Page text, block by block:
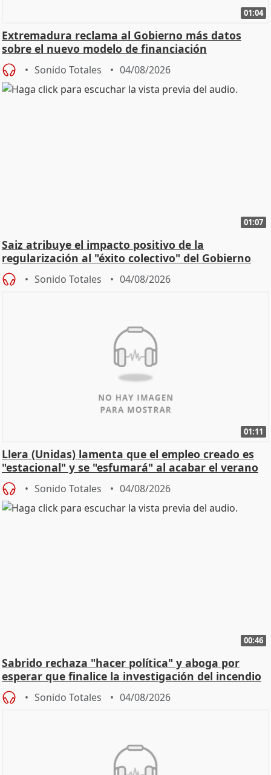
01:04
Extremadura reclama al Gobierno más datos
sobre el nuevo modelo de financiación
Sonido Totales 04/08/2026
01:07
Saiz atribuye el impacto positivo de la
regularización al "éxito colectivo" del Gobierno
Sonido Totales 04/08/2026
01:11
Llera (Unidas) lamenta que el empleo creado es
"estacional" y se "esfumará" al acabar el verano
Sonido Totales 04/08/2026
00:46
Sabrido rechaza "hacer política" y aboga por
esperar que finalice la investigación del incendio
Sonido Totales 04/08/2026